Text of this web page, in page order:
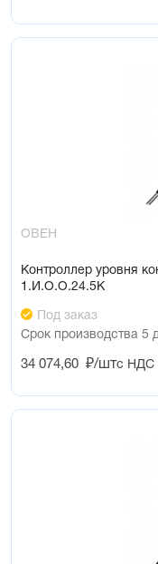
ОВЕН
Контроллер уровня
1.И.О.О.24.5К
Под заказ
Срок производства 5
34 074,60 ₽/штс НДС